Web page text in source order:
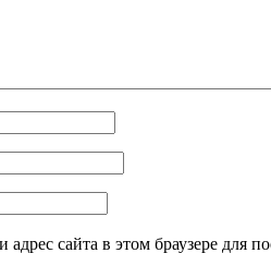
адрес сайта в этом браузере для